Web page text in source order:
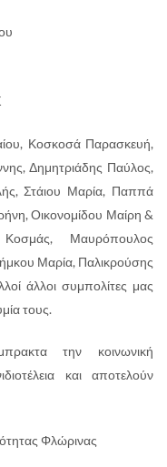
Κοσκοσά Παρασκευή,
Δημητριάδης Παύλος,
Στάιου Μαρία, Παππά
Οικονομίδου Μαίρη &
Μαυρόπουλος
Μαρία, Παλικρούσης
άλλοι συμπολίτες μας
τους.
την κοινωνική
και αποτελούν
Φλώρινας